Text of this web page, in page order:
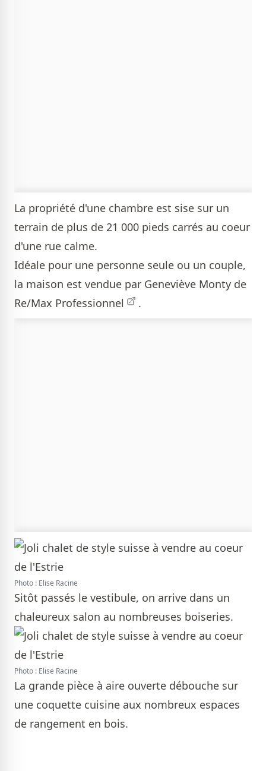
La propriété d'une chambre est sise sur un
terrain de plus de 21 000 pieds carrés au coeur
d'une rue calme.
Idéale pour une personne seule ou un couple,
la maison est vendue par Geneviève Monty de
Re/Max Professionnel
.
Photo : Elise Racine
Sitôt passés le vestibule, on arrive dans un
chaleureux salon au nombreuses boiseries.
Photo : Elise Racine
La grande pièce à aire ouverte débouche sur
une coquette cuisine aux nombreux espaces
de rangement en bois.